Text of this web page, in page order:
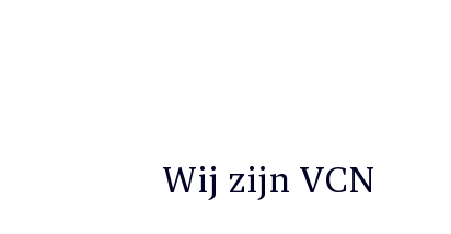
Wij zijn VCN